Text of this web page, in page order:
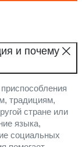
и почему
традициям,
стране или
языка,
социальных